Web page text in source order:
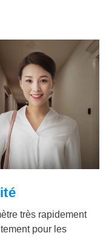
très rapidement
pour les